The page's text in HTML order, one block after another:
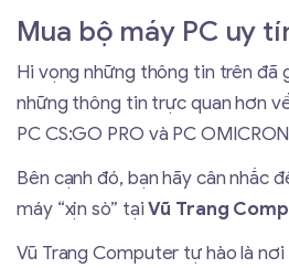
Mua bộ máy PC uy
Hi vọng những thông tin trên đã
những thông tin trực quan hơn
PC CS:GO PRO và PC
Bên cạnh đó, bạn hãy cân nhắc
máy “xịn sò” tạiVũ Trang
Vũ Trang Computer tự hào là